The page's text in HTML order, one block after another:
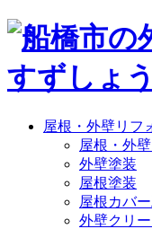
屋根・外壁リフ
屋根・外
外壁塗装
屋根塗装
屋根カバ
外壁クリ